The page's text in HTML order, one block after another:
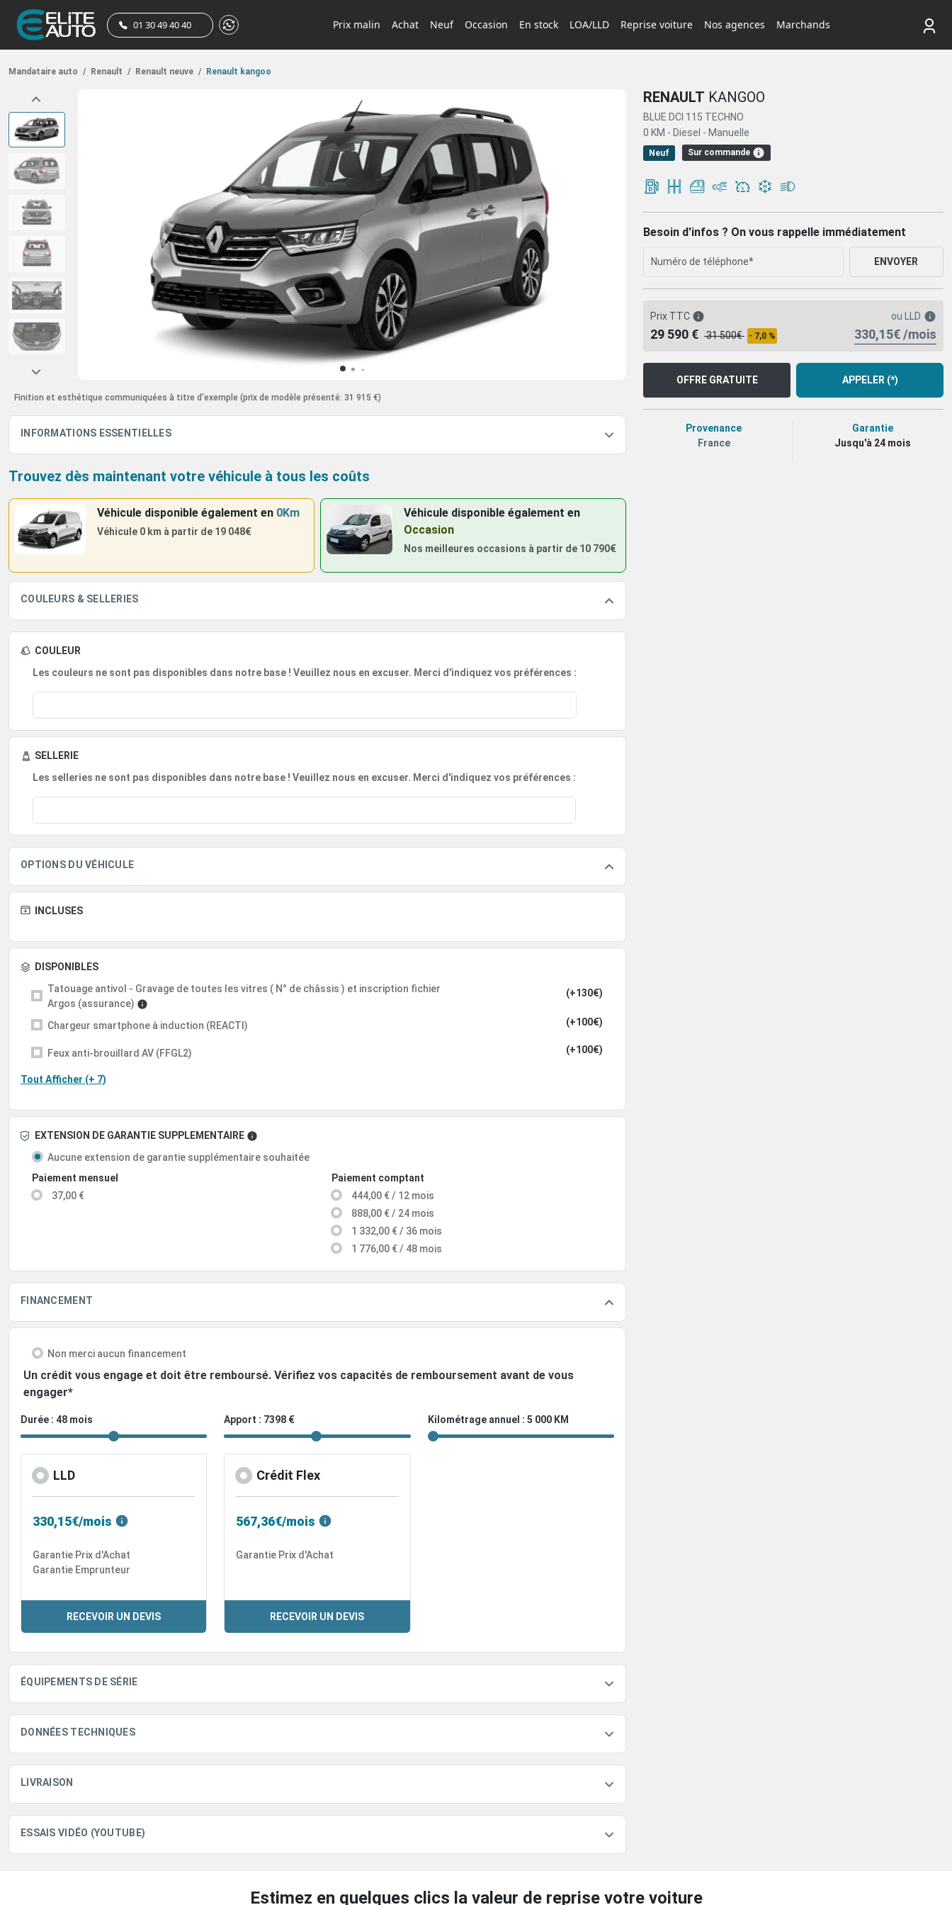
01 30 49 40 40 Prix malin Achat Neuf Occasion En stock LOA/LLD Reprise voiture Nos agences Marchands
Mandataire auto / Renault / Renault neuve / Renault kangoo
Finition et esthétique communiquées à titre d'exemple (prix de modèle présenté: 31 915 €)
INFORMATIONS ESSENTIELLES
Trouvez dès maintenant votre véhicule à tous les coûts
Véhicule disponible également en 0Km
Véhicule 0 km à partir de 19 048€
Véhicule disponible également en
Occasion
Nos meilleures occasions à partir de 10 790€
COULEURS & SELLERIES
COULEUR
Les couleurs ne sont pas disponibles dans notre base ! Veuillez nous en excuser. Merci d'indiquez vos préférences :
SELLERIE
Les selleries ne sont pas disponibles dans notre base ! Veuillez nous en excuser. Merci d'indiquez vos préférences :
OPTIONS DU VÉHICULE
INCLUSES
DISPONIBLES
Tatouage antivol - Gravage de toutes les vitres ( N° de châssis ) et inscription fichier
Argos (assurance)
(+130€)
Chargeur smartphone à induction (REACTI) (+100€)
Feux anti-brouillard AV (FFGL2) (+100€)
Tout Afficher (+ 7)
EXTENSION DE GARANTIE SUPPLEMENTAIRE
Aucune extension de garantie supplémentaire souhaitée
Paiement mensuel
37,00 €
Paiement comptant
444,00 € / 12 mois
888,00 € / 24 mois
1 332,00 € / 36 mois
1 776,00 € / 48 mois
FINANCEMENT
Non merci aucun financement
Un crédit vous engage et doit être remboursé. Vérifiez vos capacités de remboursement avant de vous
engager*
Durée : 48 mois Apport : 7398 € Kilométrage annuel : 5 000 KM
LLD
330,15€/mois
Garantie Prix d'Achat
Garantie Emprunteur
RECEVOIR UN DEVIS
Crédit Flex
567,36€/mois
Garantie Prix d'Achat
RECEVOIR UN DEVIS
ÉQUIPEMENTS DE SÉRIE
DONNÉES TECHNIQUES
LIVRAISON
ESSAIS VIDÉO (YOUTUBE)
RENAULT KANGOO
BLUE DCI 115 TECHNO
0 KM - Diesel - Manuelle
Neuf Sur commande
Besoin d'infos ? On vous rappelle immédiatement
ENVOYER
Prix TTC
29 590 € 31 500€ - 7,0 %
ou LLD
330,15€ /mois
OFFRE GRATUITE APPELER (*)
Provenance
France
Garantie
Jusqu'à 24 mois
Estimez en quelques clics la valeur de reprise votre voiture